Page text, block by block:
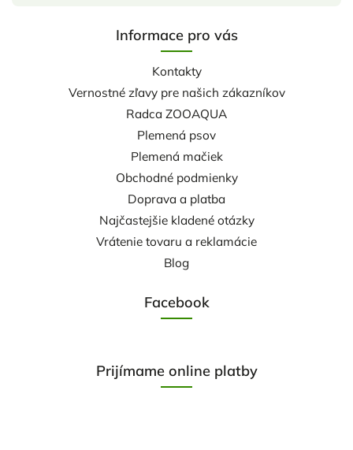
Informace pro vás
Kontakty
Vernostné zľavy pre našich zákazníkov
Radca ZOOAQUA
Plemená psov
Plemená mačiek
Obchodné podmienky
Doprava a platba
Najčastejšie kladené otázky
Vrátenie tovaru a reklamácie
Blog
Facebook
Prijímame online platby